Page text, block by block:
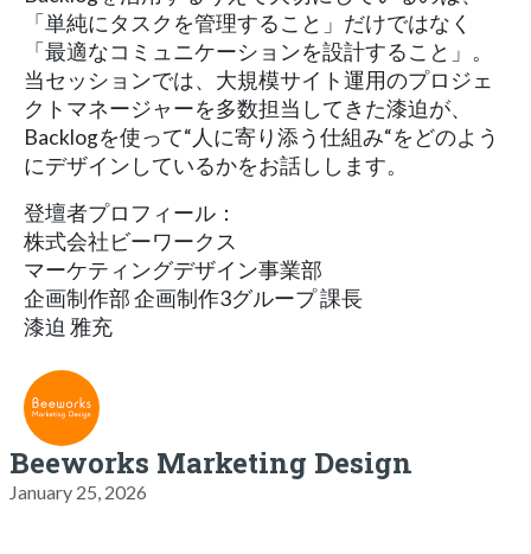
「単純にタスクを管理すること」だけではなく
「最適なコミュニケーションを設計すること」。
当セッションでは、大規模サイト運用のプロジェ
クトマネージャーを多数担当してきた漆迫が、
Backlogを使って“人に寄り添う仕組み“をどのよう
にデザインしているかをお話しします。
登壇者プロフィール：
株式会社ビーワークス
マーケティングデザイン事業部
企画制作部 企画制作3グループ 課長
漆迫 雅充
Beeworks Marketing Design
January 25, 2026